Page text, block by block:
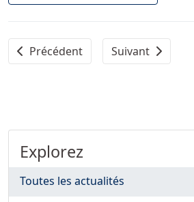
Article précédent : Un hommage à
Précédent Article suivant :
Suivant
Explorez
Toutes les actualités